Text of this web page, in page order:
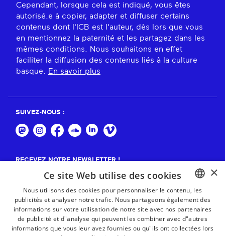
Cependant, lorsque cela est indiqué, vous êtes
autorisé.e à copier, adapter et diffuser certains
contenus dont l'ICB est l'auteur, dès lors que vous
en mentionnez la paternité et les partagez dans les
mêmes conditions. Nous souhaitons en effet
faciliter la diffusion des contenus liés à la culture
basque.
En savoir plus
SUIVEZ-NOUS :
RECEVEZ NOTRE NEWSLETTER !
BASQUE
FRENCH
×
Ce site Web utilise des cookies
Nous utilisons des cookies pour personnaliser le contenu, les
publicités et analyser notre trafic. Nous partageons également des
informations sur votre utilisation de notre site avec nos partenaires
de publicité et d"analyse qui peuvent les combiner avec d"autres
informations que vous leur avez fournies ou qu"ils ont collectées lors